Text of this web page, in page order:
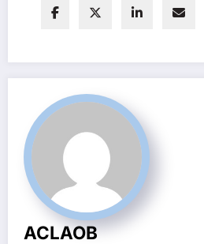
ACLAOB